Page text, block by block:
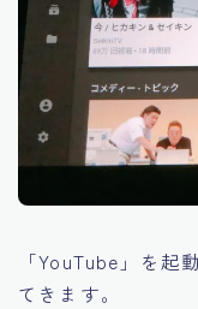
「YouTube」を
てきます。